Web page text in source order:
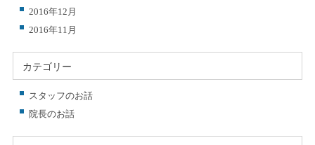
2016年12月
2016年11月
カテゴリー
スタッフのお話
院長のお話